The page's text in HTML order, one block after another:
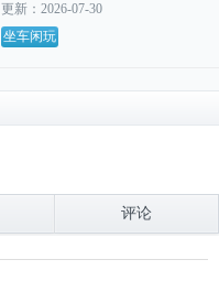
更新：2026-07-30
坐车闲玩
评论